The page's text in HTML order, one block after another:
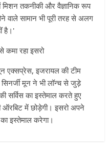
मिशन तकनीकी और वैज्ञानिक रूप
वाले सामान भी पूरी तरह से अलग
है।'
रहा इसरो
एक्सप्रेस, इजरायल की टीम
मून ने भी लॉन्च से जुड़े
सर्विस का इस्तेमाल करते हुए
ऑरबिट में छोड़ेगी। इसरो अपने
इस्तेमाल करेगा।